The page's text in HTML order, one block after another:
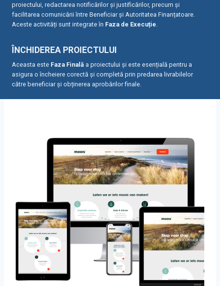
proiectului, redactarea notificărilor și justificărilor, precum și
facilitarea comunicării între Beneficiar și Autoritatea Finanțatoare.
Aceste activități sunt integrate în Faza de Execuție
ÎNCHIDEREA PROIECTULUI
Aceasta este Faza Finală a proiectului și este esențială pentru a
asigura o încheiere corectă și completă prin predarea livrabilelor
către beneficiar și obținerea aprobărilor finale.